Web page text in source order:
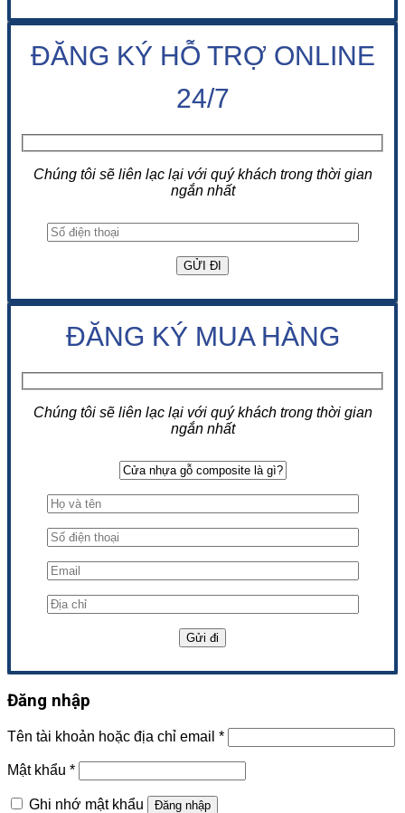
ĐĂNG KÝ HỖ TRỢ ONLINE
24/7
Chúng tôi sẽ liên lạc lại với quý khách trong thời gian
ngắn nhất
ĐĂNG KÝ MUA HÀNG
Chúng tôi sẽ liên lạc lại với quý khách trong thời gian
ngắn nhất
Đăng nhập
Tên tài khoản hoặc địa chỉ email *
Mật khẩu *
Ghi nhớ mật khẩu Đăng nhập